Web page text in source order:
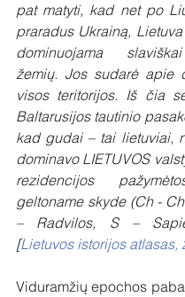
pat matyti, kad net po
praradus Ukrainą,
dominuojama
žemių. Jos sudarė apie
visos teritorijos. Iš čia
Baltarusijos tautinio
kad gudai – tai lietuviai,
dominavo LIETUVOS
rezidencijos
geltoname skyde (Ch -
– Radvilos, S –
[Lietuvos istorijos atlasas,
Viduramžių epochos